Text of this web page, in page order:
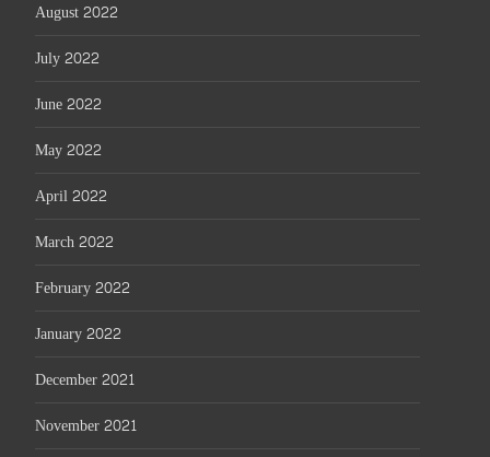
August 2022
July 2022
June 2022
May 2022
April 2022
March 2022
February 2022
January 2022
December 2021
November 2021